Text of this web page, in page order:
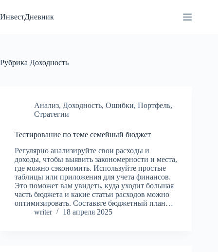
к
сути
ИнвестДневник
Рубрика Доходность
Анализ, Доходность, Ошибки, Портфель,
Стратегии
Тестирование по теме семейный бюджет
Регулярно анализируйте свои расходы и
доходы, чтобы выявить закономерности и места,
где можно сэкономить. Используйте простые
таблицы или приложения для учета финансов.
Это поможет вам увидеть, куда уходит большая
часть бюджета и какие статьи расходов можно
оптимизировать. Составьте бюджетный план…
writer
18 апреля 2025